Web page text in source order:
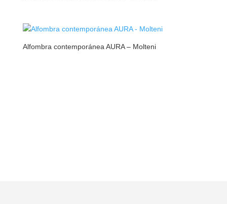
Alfombra contemporánea AURA – Molteni